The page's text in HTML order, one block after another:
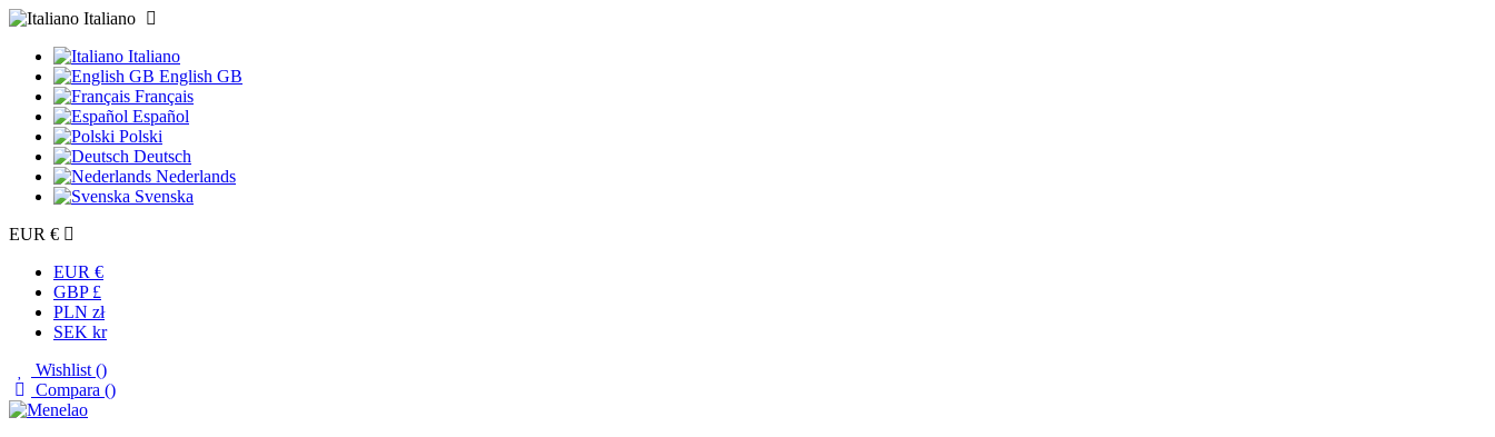
Italiano
Italiano
English GB
Français
Español
Polski
Deutsch
Nederlands
Svenska
EUR €
EUR €
GBP £
PLN zł
SEK kr
Wishlist ()
Compara ()